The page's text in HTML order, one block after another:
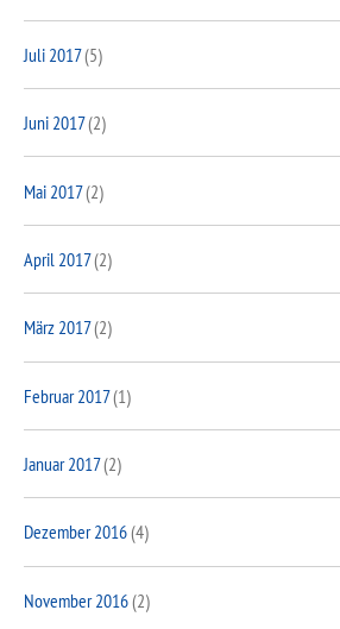
Juli 2017(5)
Juni 2017(2)
Mai 2017(2)
April 2017(2)
März 2017(2)
Februar 2017(1)
Januar 2017(2)
Dezember 2016(4)
November 2016(2)